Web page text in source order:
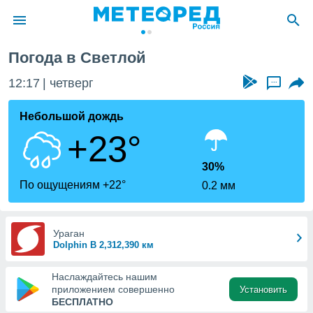
о
Вы можете
к этому
доступ
Погода в Светлой
12:17 четверг ...
Небольшой дождь
+23°
По ощущениям +22°
30%
0.2 мм
Ураган
Dolphin В 2,312,390 км
Наслаждайтесь нашим
приложением совершенно
БЕСПЛАТНО
Установить